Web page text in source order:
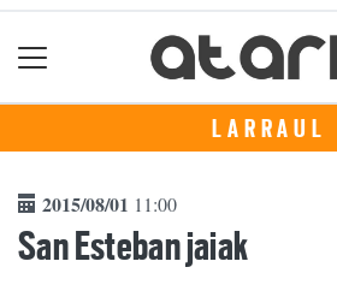
LARRAUL
2015/08/01 11:00
San Esteban jaiak